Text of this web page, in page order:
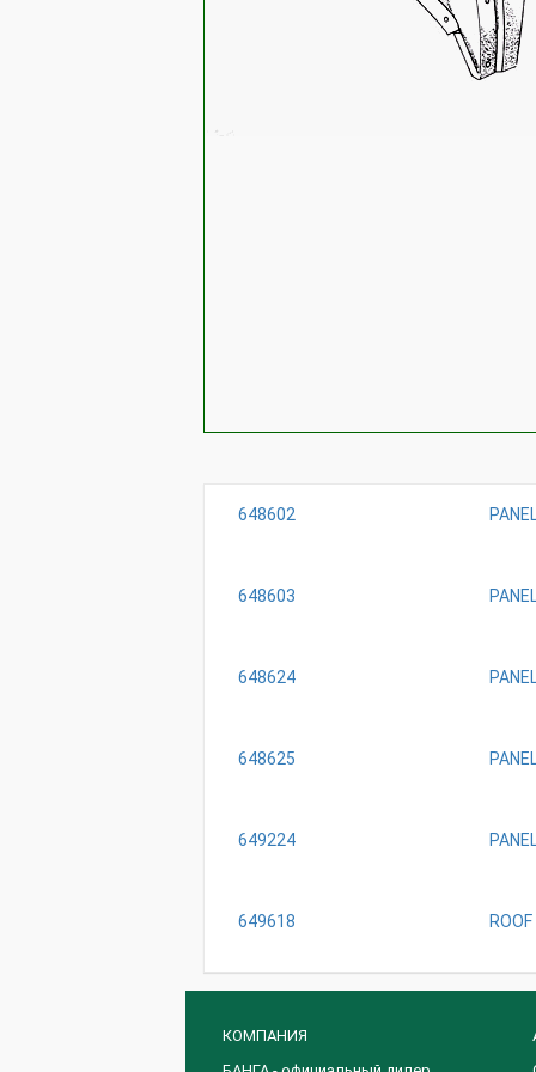
648602
648603
648624
648625
649224
649618
КОМПАНИЯ